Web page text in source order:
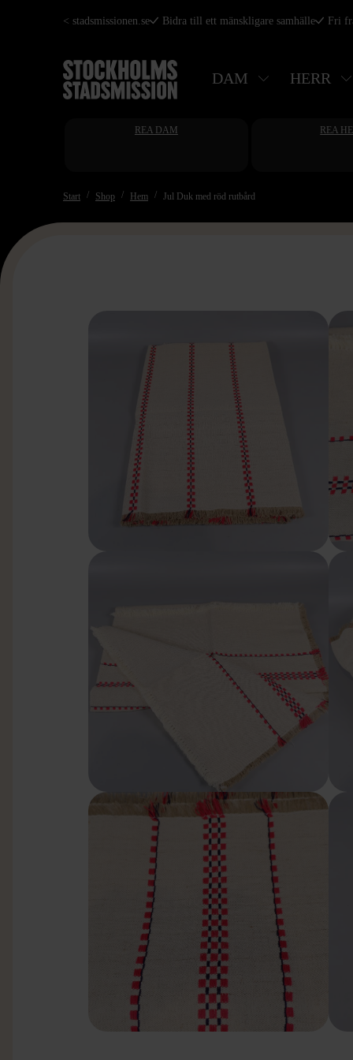
Hoppa
huvudinnehåll
< stadsmissionen.se Bidra till ett mänskligare samhälle Fri
DAM HERR
REA DAM REA
Start Shop Hem Jul Duk med röd rutbård